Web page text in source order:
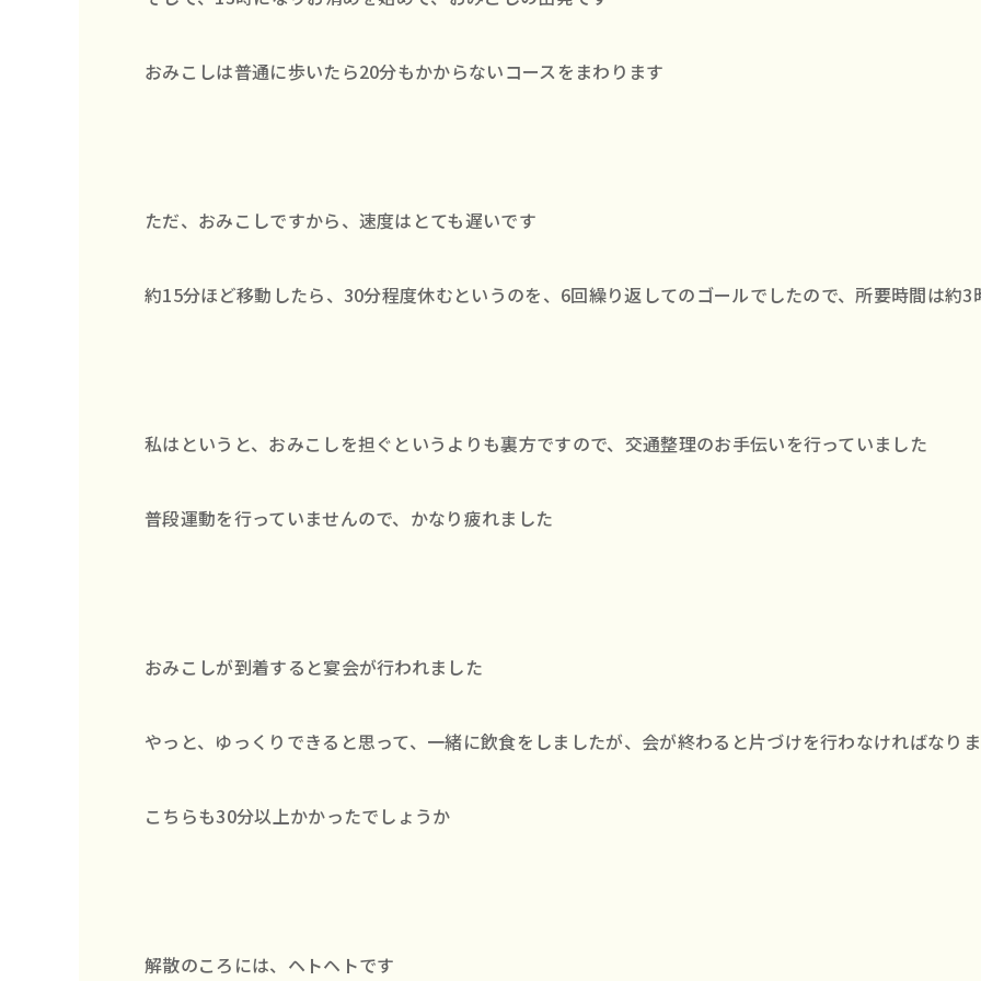
おみこしは普通に歩いたら20分もかからないコースをまわります
ただ、おみこしですから、速度はとても遅いです
約15分ほど移動したら、30分程度休むというのを、6回繰り返してのゴールでしたので、所要時間は約3
私はというと、おみこしを担ぐというよりも裏方ですので、交通整理のお手伝いを行っていました
普段運動を行っていませんので、かなり疲れました
おみこしが到着すると宴会が行われました
やっと、ゆっくりできると思って、一緒に飲食をしましたが、会が終わると片づけを行わなければなり
こちらも30分以上かかったでしょうか
解散のころには、ヘトヘトです